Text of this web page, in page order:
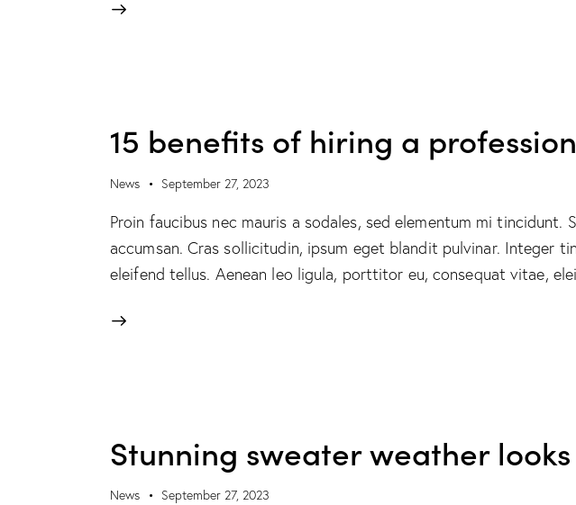
15 benefits of hiring a
News September 27, 2023
Proin faucibus nec mauris a sodales, sed elementum mi
accumsan. Cras sollicitudin, ipsum eget blandit pulvinar. Integer
eleifend tellus. Aenean leo ligula, porttitor eu, consequat vitae,
Stunning sweater weather
News September 27, 2023